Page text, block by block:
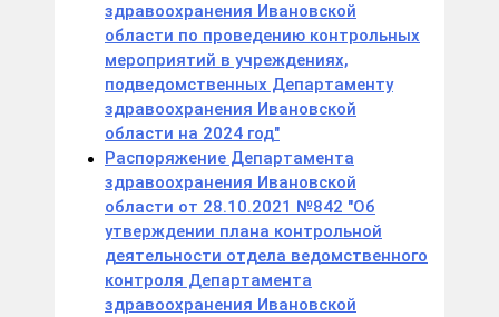
здравоохранения Ивановской
области по проведению контрольных
мероприятий в учреждениях,
подведомственных Департаменту
здравоохранения Ивановской
области на 2024 год"
Распоряжение Департамента
здравоохранения Ивановской
области от 28.10.2021 №842 "Об
утверждении плана контрольной
деятельности отдела ведомственного
контроля Департамента
здравоохранения Ивановской